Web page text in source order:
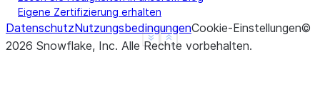
Show less
See more
Eigene Zertifizierung erhalten
DatenschutzNutzungsbedingungenCookie-Einstellungen©
2026 Snowflake, Inc. Alle Rechte vorbehalten.